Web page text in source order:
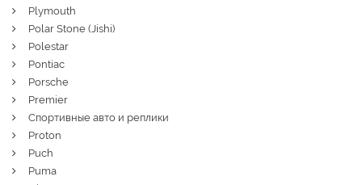
Plymouth
Polar Stone (Jishi)
Polestar
Pontiac
Porsche
Premier
Спортивные авто и реплики
Proton
Puch
Puma